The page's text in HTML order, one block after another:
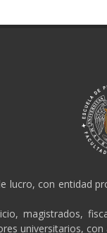
con entidad
magistrados,
universitarios,